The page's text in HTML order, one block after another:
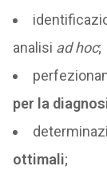
analisi ad hoc;
per la
ottimali;